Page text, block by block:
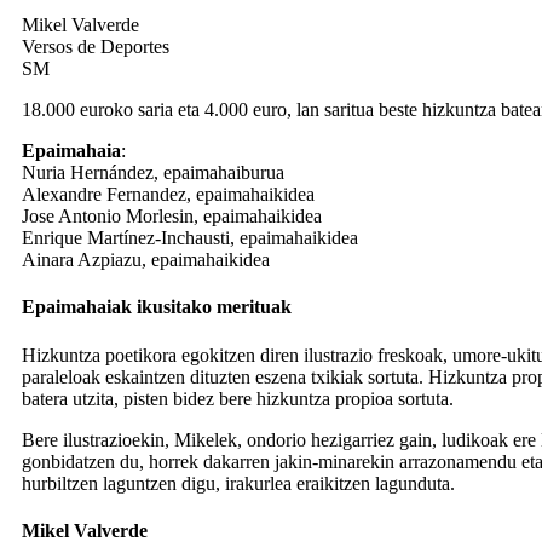
Mikel Valverde
Versos de Deportes
SM
18.000 euroko saria eta 4.000 euro, lan saritua beste hizkuntza
Epaimahaia:
Nuria Hernández, epaimahaiburua
Alexandre Fernandez, epaimahaikidea
Jose Antonio Morlesin, epaimahaikidea
Enrique Martínez-Inchausti, epaimahaikidea
Ainara Azpiazu, epaimahaikidea
Epaimahaiak ikusitako merituak
Hizkuntza poetikora egokitzen diren ilustrazio freskoak, umore-
paraleloak eskaintzen dituzten eszena txikiak sortuta. Hizkuntza
batera utzita, pisten bidez bere hizkuntza propioa sortuta.
Bere ilustrazioekin, Mikelek, ondorio hezigarriez gain, ludikoak
gonbidatzen du, horrek dakarren jakin-minarekin arrazonamendu
hurbiltzen laguntzen digu, irakurlea eraikitzen lagunduta.
Mikel Valverde